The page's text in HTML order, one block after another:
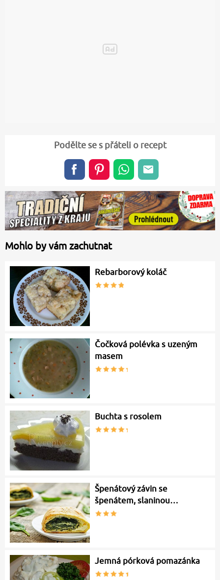
Podělte se s přáteli o recept
Mohlo by vám zachutnat
Rebarborový koláč
Čočková polévka s uzeným
masem
Buchta s rosolem
Špenátový závin se
špenátem, slaninou…
Jemná pórková pomazánka